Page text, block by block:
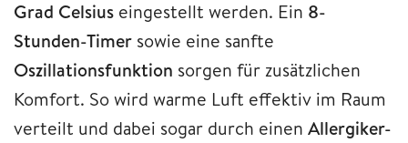
Grad Celsius eingestellt werden. Ein 8-
Stunden-Timer sowie eine sanfte
Oszillationsfunktion sorgen für zusätzlichen
Komfort. So wird warme Luft effektiv im Raum
verteilt und dabei sogar durch einen Allergiker-